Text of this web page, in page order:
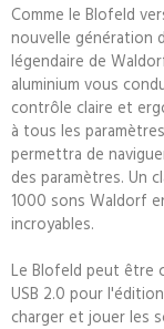
Comme le Blofeld
nouvelle génération
légendaire de
aluminium vous
contrôle claire et
à tous les
permettra de
des paramètres. Un
1000 sons Waldorf
incroyables.
Le Blofeld peut être
USB 2.0 pour
charger et jouer les